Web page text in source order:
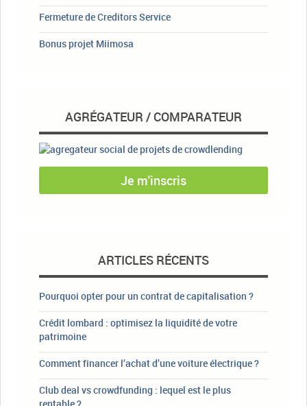
Fermeture de Creditors Service
Bonus projet Miimosa
AGRÉGATEUR / COMPARATEUR
Je m'inscris
ARTICLES RÉCENTS
Pourquoi opter pour un contrat de capitalisation ?
Crédit lombard : optimisez la liquidité de votre
patrimoine
Comment financer l’achat d’une voiture électrique ?
Club deal vs crowdfunding : lequel est le plus